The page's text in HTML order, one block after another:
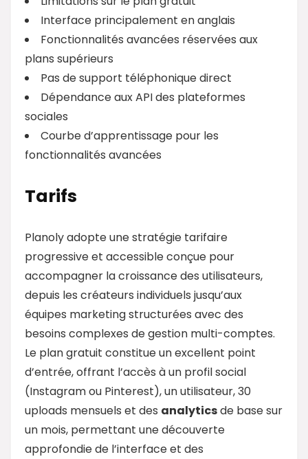
Interface principalement en anglais
Fonctionnalités avancées réservées aux
plans supérieurs
Pas de support téléphonique direct
Dépendance aux API des plateformes
sociales
Courbe d’apprentissage pour les
fonctionnalités avancées
Tarifs
Planoly adopte une stratégie tarifaire
progressive et accessible conçue pour
accompagner la croissance des utilisateurs,
depuis les créateurs individuels jusqu’aux
équipes marketing structurées avec des
besoins complexes de gestion multi-comptes.
Le plan gratuit constitue un excellent point
d’entrée, offrant l’accès à un profil social
(Instagram ou Pinterest), un utilisateur, 30
uploads mensuels et des analyticsde base sur
un mois, permettant une découverte
approfondie de l’interface et des